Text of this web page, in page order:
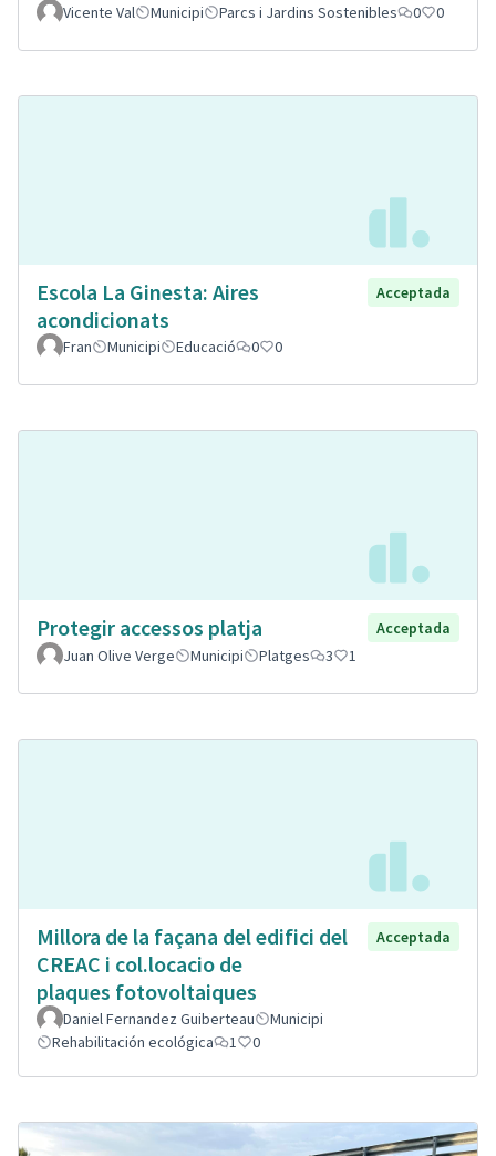
Vicente Val Municipi Parcs i Jardins Sostenibles 0 0
Escola La Ginesta: Aires
acondicionats
Acceptada
Fran Municipi Educació 0 0
Protegir accessos platja
Acceptada
Juan Olive Verge
Municipi Platges 3 1
Millora de la façana del edifici del
CREAC i col.locacio de
plaques fotovoltaiques
Acceptada
Daniel Fernandez Guiberteau
Municipi
Rehabilitación ecológica
1 0